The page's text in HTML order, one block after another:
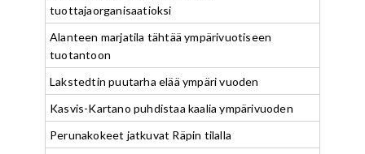
tuottajaorganisaatioksi
Alanteen marjatila tähtää ympärivuotiseen
tuotantoon
Lakstedtin puutarha elää ympäri vuoden
Kasvis-Kartano puhdistaa kaalia ympärivuoden
Perunakokeet jatkuvat Räpin tilalla